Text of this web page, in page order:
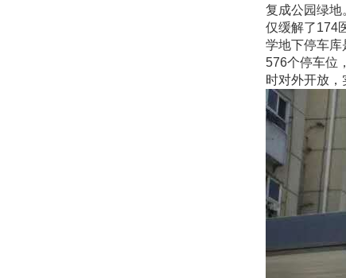
复成公园绿地
仅缓解了174
学地下停车库
576个停车位
时对外开放，